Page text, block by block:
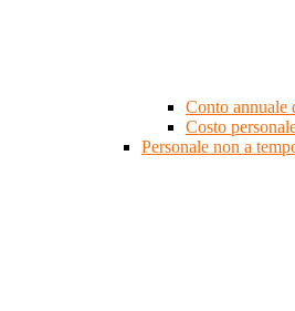
Conto annuale
Costo
Personale non a